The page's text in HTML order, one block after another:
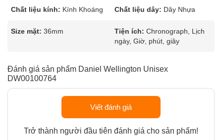
Chất liệu kính: Kính Khoáng Chất liệu dây: Dây Nhựa
Size mặt: 36mm Tiện ích: Chronograph, Lịch
ngày, Giờ, phút, giây
Đánh giá sản phẩm Daniel Wellington Unisex
DW00100764
Viết đánh giá
Trở thành người đầu tiên đánh giá cho sản phẩm!